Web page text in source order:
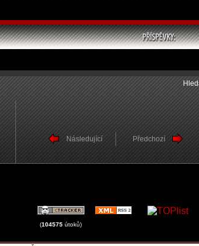
Následující Předchozí
(104575 útoků)